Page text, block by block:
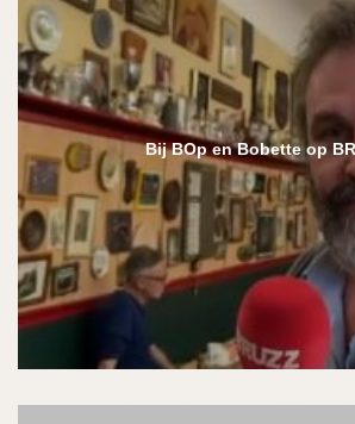
Bij BOp en Bobette op